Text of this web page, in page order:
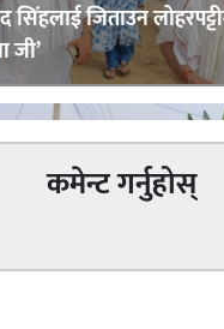
सिंहलाई जिताउन
जी’
कमेन्ट गर्नुहोस्